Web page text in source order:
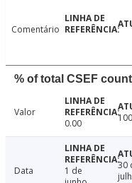
Comentário
% of total CSEF
Valor
0.00
Data
1 de
30